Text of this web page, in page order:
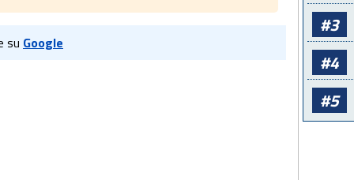
su Google
#3
#4
#5